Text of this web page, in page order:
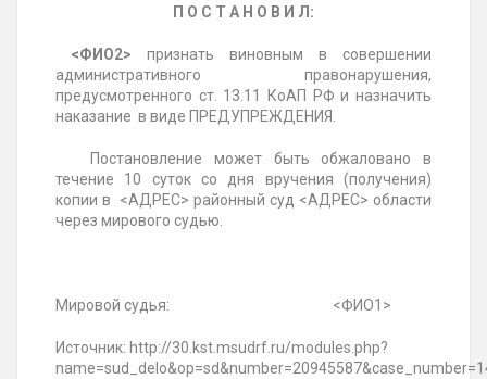
П О С Т А Н О В И Л:
<ФИО2> признать виновным в совершении
административного правонарушения,
предусмотренного ст. 13.11 КоАП РФ и назначить
наказание в виде ПРЕДУПРЕЖДЕНИЯ.
Постановление может быть обжаловано в
течение 10 суток со дня вручения (получения)
копии в <АДРЕС> районный суд <АДРЕС> области
через мирового судью.
Мировой судья: <ФИО1>
Источник: http://30.kst.msudrf.ru/modules.php?